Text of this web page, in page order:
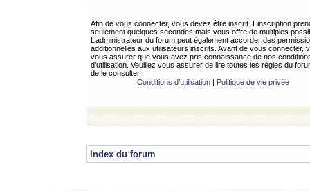
Afin de vous connecter, vous devez être inscrit. L’inscription
seulement quelques secondes mais vous offre de multiples
L’administrateur du forum peut également accorder des
additionnelles aux utilisateurs inscrits. Avant de vous connecter,
vous assurer que vous avez pris connaissance de nos
d’utilisation. Veuillez vous assurer de lire toutes les règles du
de le consulter.
Conditions d’utilisation| Politique de vie privée
Index du forum